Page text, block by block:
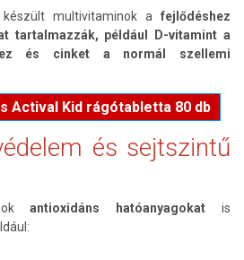
multivitaminok a fejlődéshez
tartalmazzák, például D-vitamint a
és cinket a normál szellemi
Actival Kid rágótabletta 80 db
és sejtszintű
antioxidáns hatóanyagokatis